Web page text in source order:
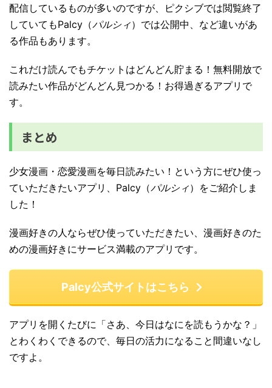
配信しているものが多いのですが、ピクシブでは閲覧終了
していてもPalcy（パルシィ）では公開中、など違いがあ
る作品もあります。
これだけ読んでもチケットはどんどん貯まる！無料開放で
読みたい作品がどんどん見つかる！お得過ぎるアプリで
す。
まとめ
少女漫画・恋愛漫画を毎日読みたい！という方にぜひ使っ
ていただきたいアプリ、Palcy（パルシィ）をご紹介しま
した！
漫画好きの人ならぜひ使っていただきたい、漫画好きのた
めの漫画好きにサービス満載のアプリです。
Palcy公式サイトはこちら
アプリを開くたびに「さあ、今日はなにを読もうかな？」
とわくわくできるので、毎日の活力になること間違いなし
ですよ。